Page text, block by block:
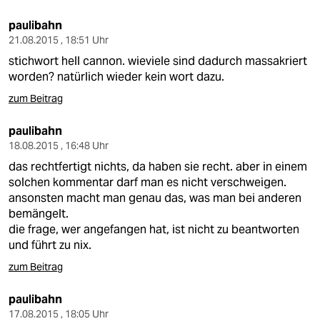
genossenschaft
epaper login
paulibahn
21.08.2015 , 18:51 Uhr
stichwort hell cannon. wieviele sind dadurch massakriert
worden? natürlich wieder kein wort dazu.
zum Beitrag
paulibahn
18.08.2015 , 16:48 Uhr
das rechtfertigt nichts, da haben sie recht. aber in einem
solchen kommentar darf man es nicht verschweigen.
ansonsten macht man genau das, was man bei anderen
bemängelt.
die frage, wer angefangen hat, ist nicht zu beantworten
und führt zu nix.
zum Beitrag
paulibahn
17.08.2015 , 18:05 Uhr